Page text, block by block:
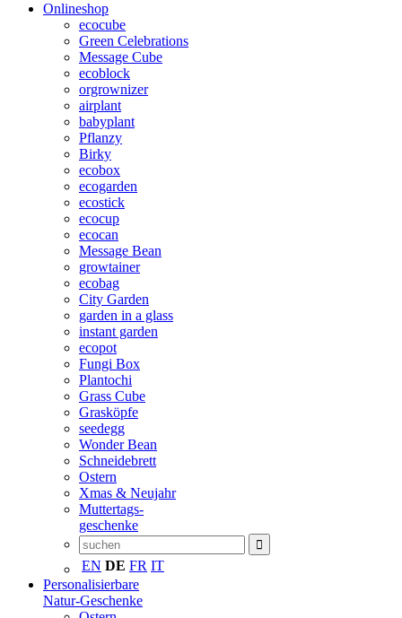
Onlineshop
ecocube
Green Celebrations
Message Cube
ecoblock
orgrownizer
airplant
babyplant
Pflanzy
Birky
ecobox
ecogarden
ecostick
ecocup
ecocan
Message Bean
growtainer
ecobag
City Garden
garden in a glass
instant garden
ecopot
Fungi Box
Plantochi
Grass Cube
Grasköpfe
seedegg
Wonder Bean
Schneidebrett
Ostern
Xmas & Neujahr
Muttertags-
geschenke
EN DE FR IT
Personalisierbare
Natur-Geschenke